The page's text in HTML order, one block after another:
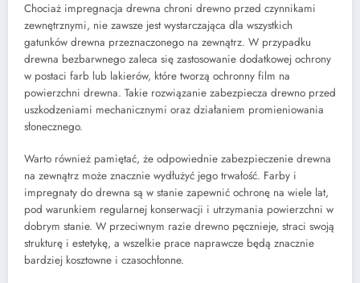
Chociaż impregnacja drewna chroni drewno przed czynnikami
zewnętrznymi, nie zawsze jest wystarczająca dla wszystkich
gatunków drewna przeznaczonego na zewnątrz. W przypadku
drewna bezbarwnego zaleca się zastosowanie dodatkowej ochrony
w postaci farb lub lakierów, które tworzą ochronny film na
powierzchni drewna. Takie rozwiązanie zabezpiecza drewno przed
uszkodzeniami mechanicznymi oraz działaniem promieniowania
słonecznego.
Warto również pamiętać, że odpowiednie zabezpieczenie drewna
na zewnątrz może znacznie wydłużyć jego trwałość. Farby i
impregnaty do drewna są w stanie zapewnić ochronę na wiele lat,
pod warunkiem regularnej konserwacji i utrzymania powierzchni w
dobrym stanie. W przeciwnym razie drewno pęcznieje, straci swoją
strukturę i estetykę, a wszelkie prace naprawcze będą znacznie
bardziej kosztowne i czasochłonne.